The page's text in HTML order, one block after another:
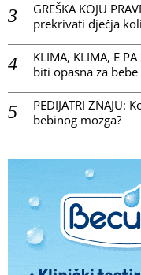
GREŠKA KOJU
prekrivati dječja
KLIMA, KLIMA, E
biti opasna za bebe
PEDIJATRI ZNAJU:
bebinog mozga?